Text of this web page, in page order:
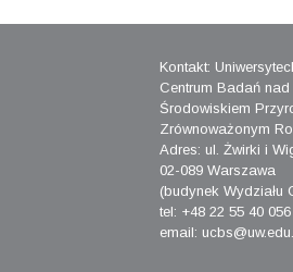
Kontakt:
Centrum Badań nad
Środowiskiem
Zrównoważonym
Adres: ul. Żwirki i
02-089 Warszawa
(budynek Wydziału
tel: +48 22 55 40 056
email: